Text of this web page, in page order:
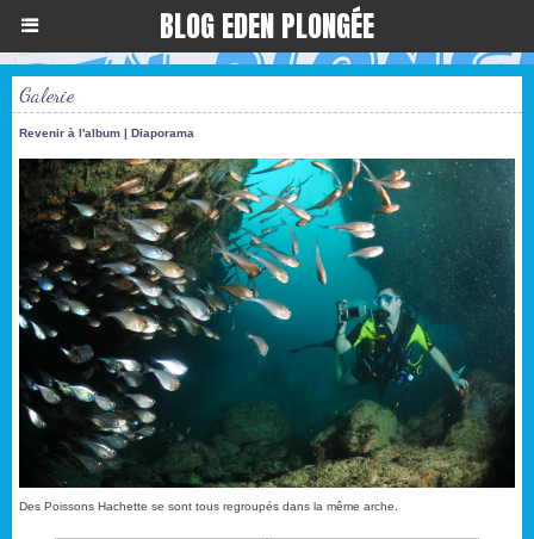
BLOG EDEN PLONGÉE
Galerie
Revenir à l'album | Diaporama
Des Poissons Hachette se sont tous regroupés dans la même arche.